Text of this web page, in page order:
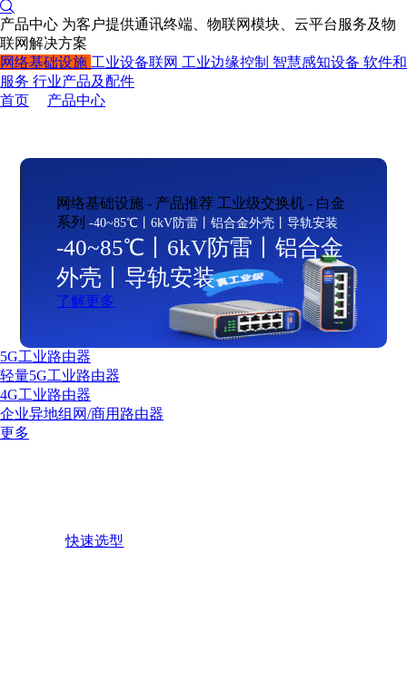
产品中心 为客户提供通讯终端、物联网模块、云平台服务及物
联网解决方案
网络基础设施 工业设备联网 工业边缘控制 智慧感知设备 软件和
服务 行业产品及配件
首页
产品中心
网络基础设施 - 产品推荐 工业级交换机 - 白金
系列 -40~85℃丨6kV防雷丨铝合金外壳丨导轨安装
-40~85℃丨6kV防雷丨铝合金
外壳丨导轨安装
了解更多
5G工业路由器
轻量5G工业路由器
4G工业路由器
企业异地组网/商用路由器
更多
快速选型